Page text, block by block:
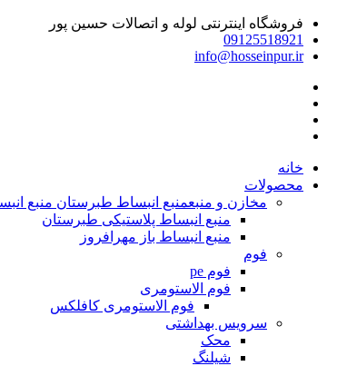
فروشگاه اینترنتی لوله و اتصالات حسین پور
09125518921
info@hosseinpur.ir
خانه
محصولات
مخازن و منبعمنبع انبساط طبرستان منبع
منبع انبساط پلاستیکی طبرستان
منبع انبساط باز مهرافروز
فوم
فوم pe
فوم الاستومری
فوم الاستومری کافلکس
سرویس بهداشتی
محک
شیلنگ